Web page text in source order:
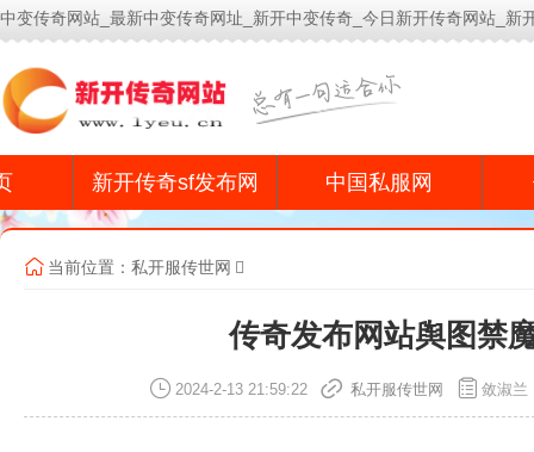
中变传奇网站_最新中变传奇网址_新开中变传奇_今日新开传奇网站_新
新开传奇sf发布网 中国私服网
当前位置： 私开服传世网
传奇发布网站舆图禁
2024-2-13 21:59:22 私开服传世网 敛淑兰